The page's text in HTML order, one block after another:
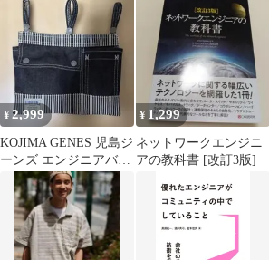
ジニアになったら押さ
えておきたい基礎知識
第３版/翔泳社/飯村結香
子（単行本（ソフトカ
バー））
¥2,999
KOJIMA GENES 児島ジ
ーンズ エンジニアバッ
グ デニム ウエスト
ポーチ
¥ 1,299
ネットワークエンジニ
アの教科書 [改訂3版]